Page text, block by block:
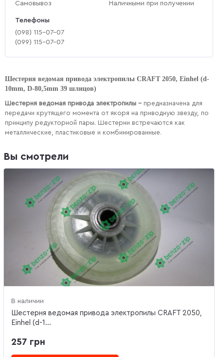
Самовывоз
Наличными при получении
Телефоны
(‎098) 115-07-07
(‎099) 115-07-07
Шестерня ведомая привода электропилы CRAFT 2050, Einhel (d-
10mm, D-80,5mm 39 шлицов)
Шестерня ведомая привода электропилы – предназначена для
передачи крутящего момента от якоря на приводную звезду, по
принципу редукторной пары. Шестерни встречаются как
металлические, пластиковые и комбинированные.
Вы смотрели
В наличии
Шестерня ведомая привода электропилы CRAFT 2050,
Einhel (d-1...
257 грн